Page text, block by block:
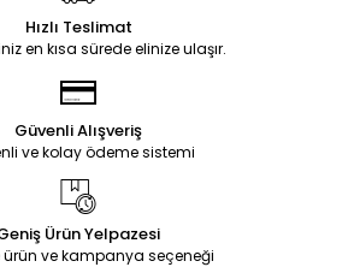
Hızlı Teslimat
en kısa sürede elinize ulaşır.
Güvenli Alışveriş
ve kolay ödeme sistemi
Ürün Yelpazesi
ürün ve kampanya seçeneği